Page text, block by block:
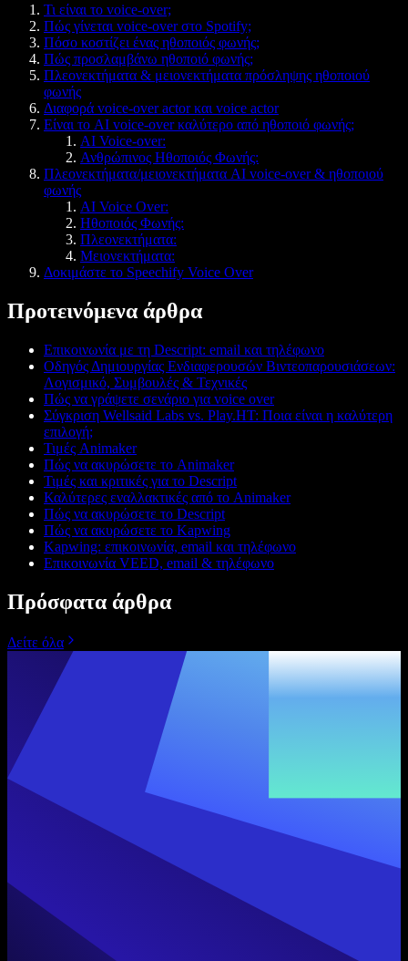
Τι είναι το voice-over;
Πώς γίνεται voice-over στο Spotify;
Πόσο κοστίζει ένας ηθοποιός φωνής;
Πώς προσλαμβάνω ηθοποιό φωνής;
Πλεονεκτήματα & μειονεκτήματα πρόσληψης ηθοποιού
φωνής
Διαφορά voice-over actor και voice actor
Είναι το AI voice-over καλύτερο από ηθοποιό φωνής;
AI Voice-over:
Ανθρώπινος Ηθοποιός Φωνής:
Πλεονεκτήματα/μειονεκτήματα AI voice-over & ηθοποιού
φωνής
AI Voice Over:
Ηθοποιός Φωνής:
Πλεονεκτήματα:
Μειονεκτήματα:
Δοκιμάστε το Speechify Voice Over
Προτεινόμενα άρθρα
Επικοινωνία με τη Descript: email και τηλέφωνο
Οδηγός Δημιουργίας Ενδιαφερουσών Βιντεοπαρουσιάσεων:
Λογισμικό, Συμβουλές & Τεχνικές
Πώς να γράψετε σενάριο για voice over
Σύγκριση Wellsaid Labs vs. Play.HT: Ποια είναι η καλύτερη
επιλογή;
Τιμές Animaker
Πώς να ακυρώσετε το Animaker
Τιμές και κριτικές για το Descript
Καλύτερες εναλλακτικές από το Animaker
Πώς να ακυρώσετε το Descript
Πώς να ακυρώσετε το Kapwing
Kapwing: επικοινωνία, email και τηλέφωνο
Επικοινωνία VEED, email & τηλέφωνο
Πρόσφατα άρθρα
Δείτε όλα